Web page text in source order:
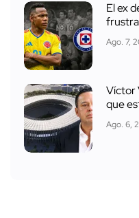
El ex
Ago. 7,
Víctor
que
Ago. 6,